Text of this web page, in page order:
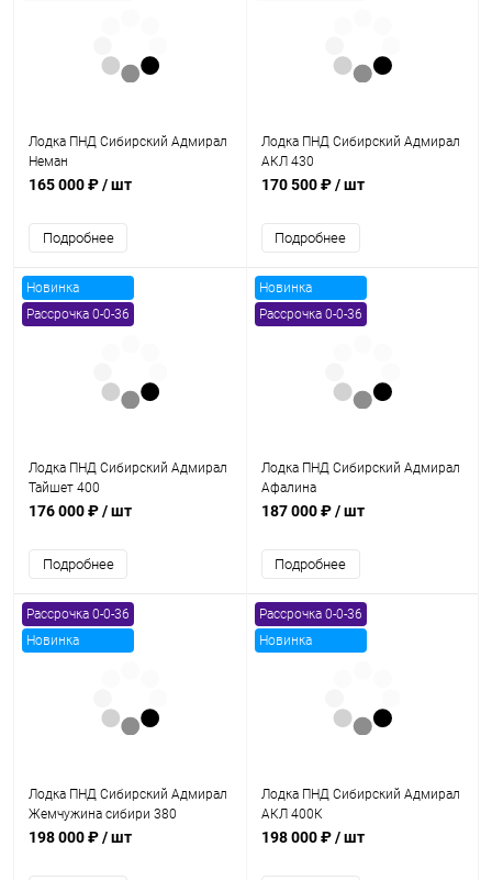
Лодка ПНД Сибирский Адмирал
Неман
165 000 ₽/ шт
Подробнее
Лодка ПНД Сибирский Адмирал
АКЛ 430
170 500 ₽/ шт
Подробнее
Новинка
Рассрочка 0-0-36
Лодка ПНД Сибирский Адмирал
Тайшет 400
176 000 ₽/ шт
Подробнее
Новинка
Рассрочка 0-0-36
Лодка ПНД Сибирский Адмирал
Афалина
187 000 ₽/ шт
Подробнее
Рассрочка 0-0-36
Новинка
Лодка ПНД Сибирский Адмирал
Жемчужина сибири 380
198 000 ₽/ шт
Рассрочка 0-0-36
Новинка
Лодка ПНД Сибирский Адмирал
АКЛ 400К
198 000 ₽/ шт